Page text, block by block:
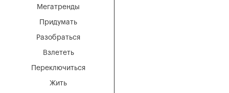
Мегатренды
Придумать
Разобраться
Взлететь
Переключиться
Жить